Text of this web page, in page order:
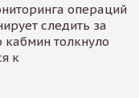
операций
следить за
кабмин толкнуло
к